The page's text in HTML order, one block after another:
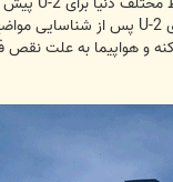
و هواپیما به علت